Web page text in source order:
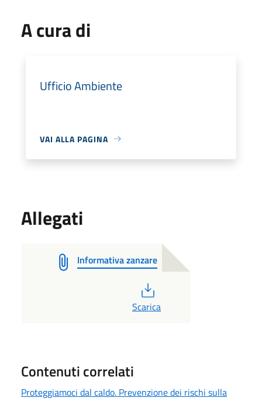
A cura di
Ufficio Ambiente
VAI ALLA PAGINA
Allegati
Informativa zanzare
Scarica
Contenuti correlati
Proteggiamoci dal caldo. Prevenzione dei rischi sulla